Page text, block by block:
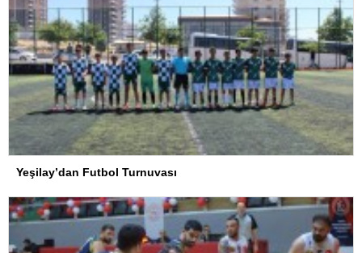
Yeşilay’dan Futbol Turnuvası